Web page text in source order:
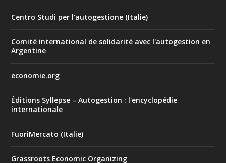
Centro Studi per l'autogestione (Italie)
Comité international de solidarité avec l'autogestion en
Argentine
economie.org
Éditions Syllepse – Autogestion : l'encyclopédie
internationale
FuoriMercato (Italie)
Grassroots Economic Organizing